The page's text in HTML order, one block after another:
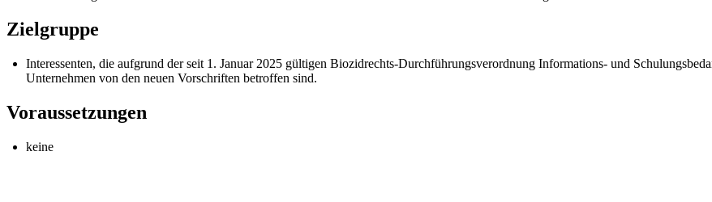
Zielgruppe
Interessenten, die aufgrund der seit 1. Januar 2025 gültigen Biozidrechts-Durchführungsverordnung Informations- und
Unternehmen von den neuen Vorschriften betroffen sind.
Voraussetzungen
keine